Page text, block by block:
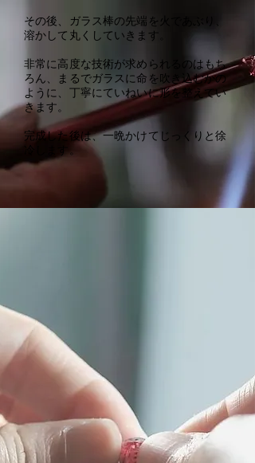
その後、ガラス棒の先端を火であぶり、
溶かして丸くしていきます。
非常に高度な技術が求められるのはもち
ろん、まるでガラスに命を吹き込むかの
ように、丁寧にていねいに形を整えてい
きます。
​完成した後は、一晩かけてじっくりと徐
冷します。